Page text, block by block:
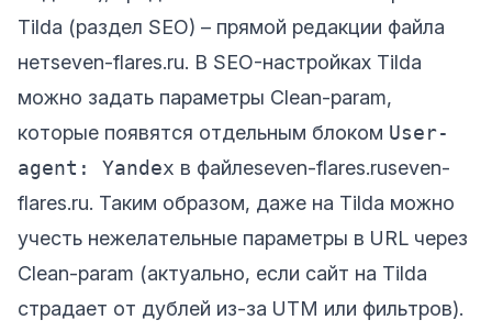
Tilda (раздел SEO) – прямой редакции файла
нетseven-flares.ru. В SEO-настройках Tilda
можно задать параметры Clean-param,
которые появятся отдельным блоком User-
agent: Yandex в файлеseven-flares.ruseven-
flares.ru. Таким образом, даже на Tilda можно
учесть нежелательные параметры в URL через
Clean-param (актуально, если сайт на Tilda
страдает от дублей из-за UTM или фильтров).